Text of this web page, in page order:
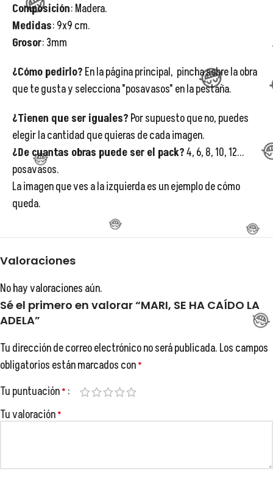
Composición: Madera.
Medidas: 9x9 cm.
Grosor: 3mm
¿Cómo pedirlo? En la página principal, pincha sobre la obra
que te gusta y selecciona "posavasos" en la pestaña.
¿Tienen que ser iguales? Por supuesto que no, puedes
elegir la cantidad que quieras de cada imagen.
¿De cuantas obras puede ser el pack?4, 6, 8, 10, 12...
posavasos.
La imagen que ves a la izquierda es un ejemplo de cómo
queda.
Valoraciones
No hay valoraciones aún.
Sé el primero en valorar “MARI, SE HA CAÍDO LA
ADELA”
Tu dirección de correo electrónico no será publicada. Los campos
obligatorios están marcados con*
Tu puntuación*
Tu valoración*
😂
😂